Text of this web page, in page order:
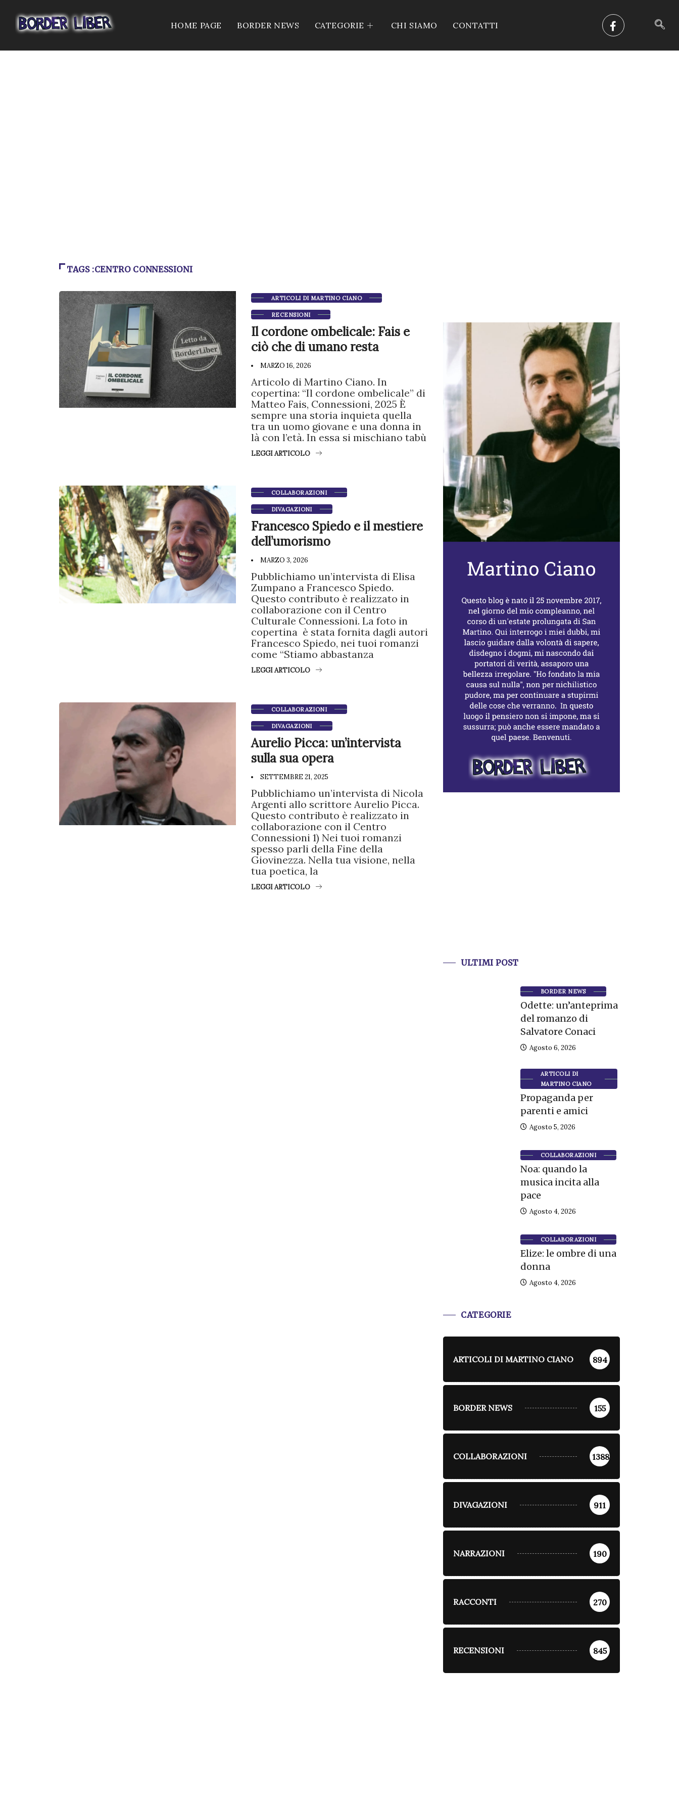
HOME PAGE BORDER NEWS CATEGORIE CHI SIAMO CONTATTI
TAGS :CENTRO CONNESSIONI
ARTICOLI DI MARTINO CIANO
RECENSIONI
Il cordone ombelicale: Fais e
ciò che di umano resta
MARZO 16, 2026
Articolo di Martino Ciano. In
copertina: “Il cordone ombelicale” di
Matteo Fais, Connessioni, 2025 È
sempre una storia inquieta quella
tra un uomo giovane e una donna in
là con l’età. In essa si mischiano tabù
LEGGI ARTICOLO
COLLABORAZIONI
DIVAGAZIONI
Francesco Spiedo e il mestiere
dell’umorismo
MARZO 3, 2026
Pubblichiamo un’intervista di Elisa
Zumpano a Francesco Spiedo.
Questo contributo è realizzato in
collaborazione con il Centro
Culturale Connessioni. La foto in
copertina è stata fornita dagli autori
Francesco Spiedo, nei tuoi romanzi
come “Stiamo abbastanza
LEGGI ARTICOLO
COLLABORAZIONI
DIVAGAZIONI
Aurelio Picca: un’intervista
sulla sua opera
SETTEMBRE 21, 2025
Pubblichiamo un’intervista di Nicola
Argenti allo scrittore Aurelio Picca.
Questo contributo è realizzato in
collaborazione con il Centro
Connessioni 1) Nei tuoi romanzi
spesso parli della Fine della
Giovinezza. Nella tua visione, nella
tua poetica, la
LEGGI ARTICOLO
ULTIMI POST
BORDER NEWS
Odette: un’anteprima
del romanzo di
Salvatore Conaci
Agosto 6, 2026
ARTICOLI DI
MARTINO CIANO
Propaganda per
parenti e amici
Agosto 5, 2026
COLLABORAZIONI
Noa: quando la
musica incita alla
pace
Agosto 4, 2026
COLLABORAZIONI
Elize: le ombre di una
donna
Agosto 4, 2026
CATEGORIE
ARTICOLI DI MARTINO CIANO 894
BORDER NEWS 155
COLLABORAZIONI 1388
DIVAGAZIONI 911
NARRAZIONI 190
RACCONTI 270
RECENSIONI 845